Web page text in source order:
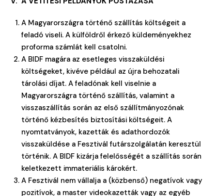
A Magyarországra történő szállítás költségeit a
feladó viseli. A külföldről érkező küldeményekhez
proforma számlát kell csatolni.
A BIDF magára az esetleges visszaküldési
költségeket, kivéve például az újra behozatali
tárolási díjat. A feladónak kell viselnie a
Magyarországra történő szállítás, valamint a
visszaszállítás során az első szállítmányozónak
történő kézbesítés biztosítási költségeit. A
nyomtatványok, kazetták és adathordozók
visszaküldése a Fesztivál futárszolgálatán keresztül
történik. A BIDF kizárja felelősségét a szállítás során
keletkezett immateriális károkért.
A Fesztivál nem vállalja a (közbenső) negatívok vagy
pozitívok, a master videokazetták vagy az egyéb